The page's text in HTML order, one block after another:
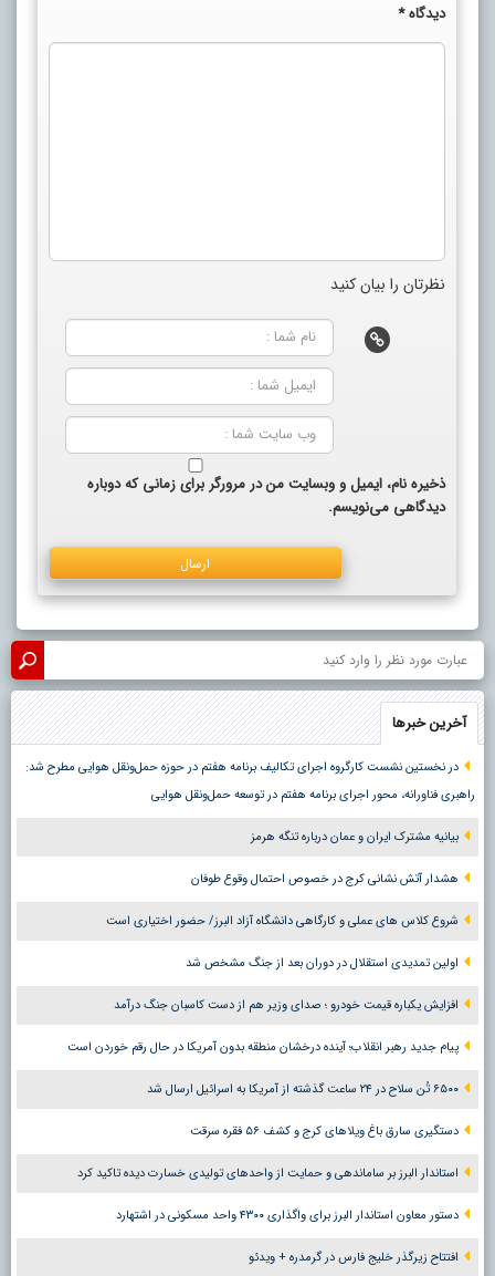
دیدگاه*
نظرتان را بیان کنید
ذخیره نام، ایمیل و وبسایت من در مرورگر برای زمانی که دوباره
دیدگاهی می‌نویسم.
آخرین خبرها
در نخستین نشست کارگروه اجرای تکالیف برنامه هفتم در حوزه حمل‌ونقل هوایی مطرح شد:
راهبری فناورانه، محور اجرای برنامه هفتم در توسعه حمل‌ونقل هوایی
بیانیه مشترک ایران و عمان درباره تنگه هرمز
هشدار آتش نشانی کرج در خصوص احتمال وقوع طوفان
شروع کلاس های عملی و کارگاهی دانشگاه آزاد البرز/ حضور اختیاری است
اولین تمدیدی استقلال در دوران بعد از جنگ مشخص شد
افزایش یکباره قیمت خودرو ؛ صدای وزیر هم از دست کاسبان جنگ درآمد
پیام جدید رهبر انقلاب؛ آینده درخشان منطقه بدون آمریکا در حال رقم خوردن است
۶۵۰۰ تُن سلاح در ۲۴ ساعت گذشته از آمریکا به اسرائیل ارسال شد
دستگیری سارق باغ ویلاهای کرج و کشف ۵۶ فقره سرقت
استاندار البرز بر ساماندهی و حمایت از واحدهای تولیدی خسارت دیده تاکید کرد
دستور معاون استاندار البرز برای واگذاری ۴۳۰۰ واحد مسکونی در اشتهارد
افتتاح زیرگذر خلیج فارس در گرمدره + ویدئو